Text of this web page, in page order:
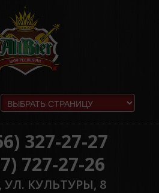
327-27-27
727-27-26
УЛ. КУЛЬТУРЫ, 8